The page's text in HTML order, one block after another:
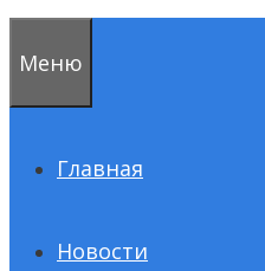
Меню
Главная
Новости